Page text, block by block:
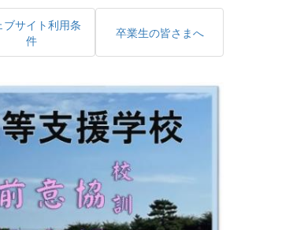
ブサイト利用条
件
卒業生の皆さまへ